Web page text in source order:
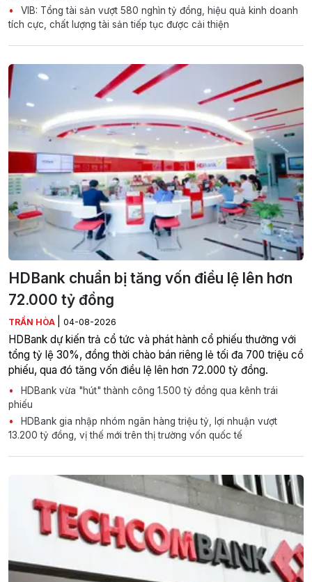
VIB: Tổng tài sản vượt 580 nghìn tỷ đồng, hiệu quả kinh doanh
tích cực, chất lượng tài sản tiếp tục được cải thiện
HDBank chuẩn bị tăng vốn điều lệ lên hơn
72.000 tỷ đồng
TRẦN HÒA 04-08-2026
HDBank dự kiến trả cổ tức và phát hành cổ phiếu thưởng với
tổng tỷ lệ 30%, đồng thời chào bán riêng lẻ tối đa 700 triệu cổ
phiếu, qua đó tăng vốn điều lệ lên hơn 72.000 tỷ đồng.
HDBank vừa "hút" thành công 1.500 tỷ đồng qua kênh trái
phiếu
HDBank gia nhập nhóm ngân hàng triệu tỷ, lợi nhuận vượt
13.200 tỷ đồng, vị thế mới trên thị trường vốn quốc tế